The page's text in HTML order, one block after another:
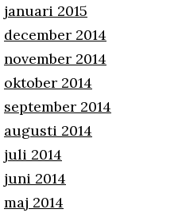
januari 2015
december 2014
november 2014
oktober 2014
september 2014
augusti 2014
juli 2014
juni 2014
maj 2014